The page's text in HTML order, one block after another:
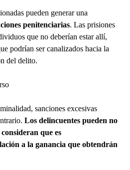
pueden generar una
penitenciarias. Las prisiones
que no deberían estar allí,
podrían ser canalizados hacia la
del delito.
sanciones excesivas
Los delincuentes pueden no
que es
a la ganancia que obtendrán